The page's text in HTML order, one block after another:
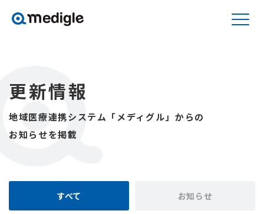
更新情報
地域医療連携システム「メディグル」からの
お知らせを掲載
すべて お知らせ